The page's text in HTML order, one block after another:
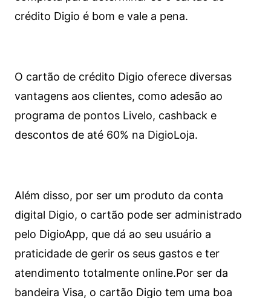
crédito Digio é bom e vale a pena.
O cartão de crédito Digio oferece diversas
vantagens aos clientes, como adesão ao
programa de pontos Livelo, cashback e
descontos de até 60% na DigioLoja.
Além disso, por ser um produto da conta
digital Digio, o cartão pode ser administrado
pelo DigioApp, que dá ao seu usuário a
praticidade de gerir os seus gastos e ter
atendimento totalmente online.Por ser da
bandeira Visa, o cartão Digio tem uma boa